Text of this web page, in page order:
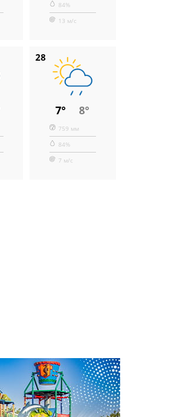
84%
13 м/с
28
7° 8°
759 мм
84%
7 м/с